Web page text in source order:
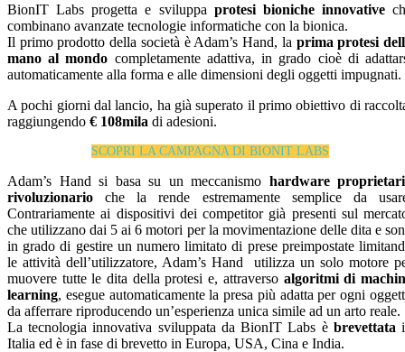
BionIT Labs progetta e sviluppa protesi bioniche innovative
combinano avanzate tecnologie informatiche con la bionica.
Il primo prodotto della società è Adam’s Hand, la prima protesi
mano al mondo completamente adattiva, in grado cioè di
automaticamente alla forma e alle dimensioni degli oggetti impugnati.
A pochi giorni dal lancio, ha già superato il primo obiettivo di
raggiungendo € 108mila di adesioni.
SCOPRI LA CAMPAGNA DI BIONIT LABS
Adam’s Hand si basa su un meccanismo hardware
rivoluzionario che la rende estremamente semplice da
Contrariamente ai dispositivi dei competitor già presenti sul
che utilizzano dai 5 ai 6 motori per la movimentazione delle dita e
in grado di gestire un numero limitato di prese preimpostate
le attività dell’utilizzatore, Adam’s Hand utilizza un solo motore
muovere tutte le dita della protesi e, attraverso algoritmi di
learning, esegue automaticamente la presa più adatta per ogni
da afferrare riproducendo un’esperienza unica simile ad un arto
La tecnologia innovativa sviluppata da BionIT Labs èbrevettata
Italia ed è in fase di brevetto in Europa, USA, Cina e India.